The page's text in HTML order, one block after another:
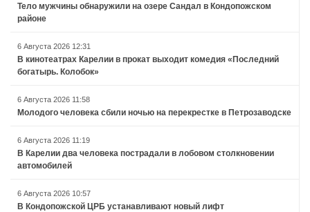
Тело мужчины обнаружили на озере Сандал в Кондопожском
районе
6 Августа 2026 12:31
В кинотеатрах Карелии в прокат выходит комедия «Последний
богатырь. Колобок»
6 Августа 2026 11:58
Молодого человека сбили ночью на перекрестке в Петрозаводске
6 Августа 2026 11:19
В Карелии два человека пострадали в лобовом столкновении
автомобилей
6 Августа 2026 10:57
В Кондопожской ЦРБ устанавливают новый лифт